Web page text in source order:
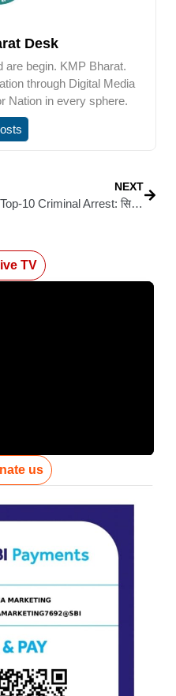
Desk
are begin. KMP Bharat.
through Digital Media
Nation in every sphere.
NEXT
Top-10 Criminal Arrest: सिवान पुलिस की बड़ी सफलता: टॉप-10 अपराधी रईस खान सहित 4 गिरफ्तार
TV
us